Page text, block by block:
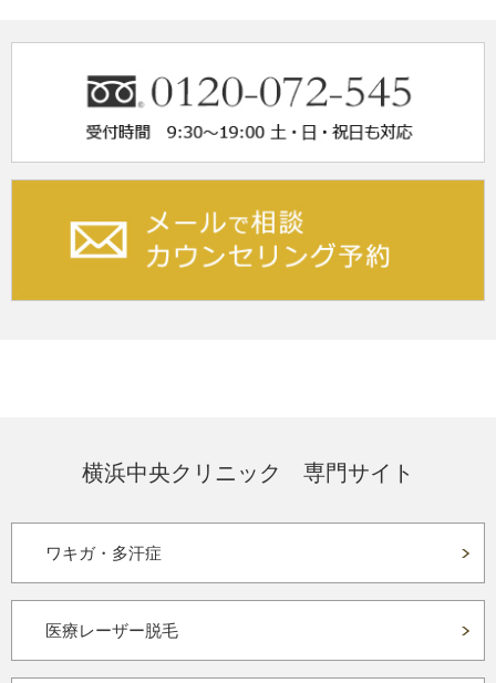
横浜中央クリニック 専門サイト
ワキガ・多汗症
医療レーザー脱毛